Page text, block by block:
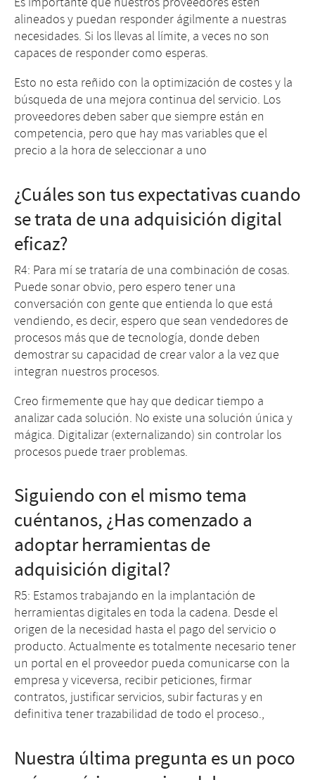
alineados y puedan responder ágilmente a nuestras
necesidades. Si los llevas al límite, a veces no son
capaces de responder como esperas.
Esto no esta reñido con la optimización de costes y la
búsqueda de una mejora continua del servicio. Los
proveedores deben saber que siempre están en
competencia, pero que hay mas variables que el
precio a la hora de seleccionar a uno
¿Cuáles son tus expectativas cuando
se trata de una adquisición digital
eficaz?
R4: Para mí se trataría de una combinación de cosas.
Puede sonar obvio, pero espero tener una
conversación con gente que entienda lo que está
vendiendo, es decir, espero que sean vendedores de
procesos más que de tecnología, donde deben
demostrar su capacidad de crear valor a la vez que
integran nuestros procesos.
Creo firmemente que hay que dedicar tiempo a
analizar cada solución. No existe una solución única y
mágica. Digitalizar (externalizando) sin controlar los
procesos puede traer problemas.
Siguiendo con el mismo tema
cuéntanos, ¿Has comenzado a
adoptar herramientas de
adquisición digital?
R5: Estamos trabajando en la implantación de
herramientas digitales en toda la cadena. Desde el
origen de la necesidad hasta el pago del servicio o
producto. Actualmente es totalmente necesario tener
un portal en el proveedor pueda comunicarse con la
empresa y viceversa, recibir peticiones, firmar
contratos, justificar servicios, subir facturas y en
definitiva tener trazabilidad de todo el proceso.,
Nuestra última pregunta es un poco